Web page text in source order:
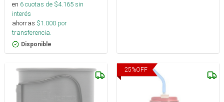
en 6cuotas de $4.165sin
interés
ahorras $1.000 por
transferencia.
Disponible
25%OFF